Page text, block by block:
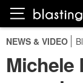
NEWS & VIDEO
Michele